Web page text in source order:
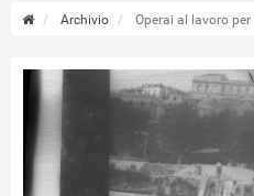
Archivio Operai al lavoro